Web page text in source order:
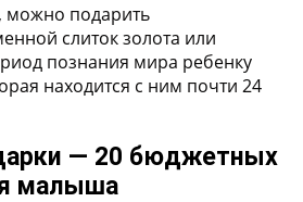
можно подарить
слиток золота или
познания мира ребенку
находится с ним почти 24
— 20 бюджетных
малыша